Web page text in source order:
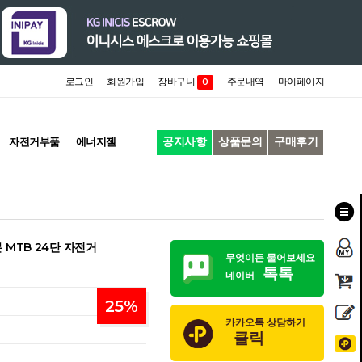
로그인 회원가입 장바구니 0 주문내역 마이페이지
자전거부품 에너지젤 공지사항 상품문의 구매후기
MTB 24단 자전거
25%
무엇이든 물어보세요
네이버
톡톡
카카오톡 상담하기
클릭